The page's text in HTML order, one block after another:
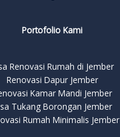
Portofolio Kami
Renovasi Rumah di Jember
Renovasi Dapur Jember
Kamar Mandi Jember
Tukang Borongan Jember
Rumah Minimalis Jember